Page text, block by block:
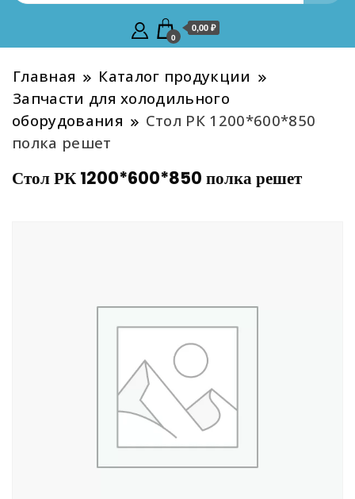
0
0,00 ₽
Главная
Каталог продукции
Запчасти для холодильного
оборудования
Стол РК 1200*600*850
полка решет
Стол РК 1200*600*850 полка решет